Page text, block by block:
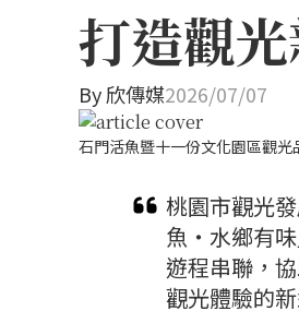
打造觀
By欣傳媒2026/07/07
石門活魚暨十一份文化園區觀
桃園市觀光
魚・水鄉有
遊程串聯，
觀光體驗的